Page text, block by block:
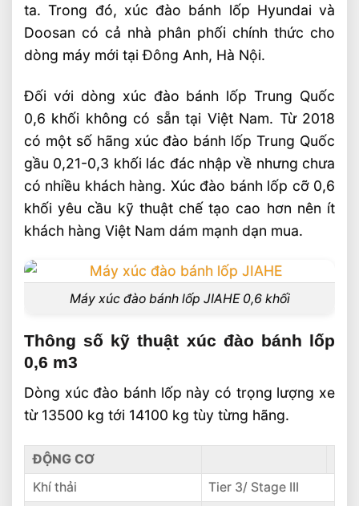
ta. Trong đó, xúc đào bánh lốp Hyundai và
Doosan có cả nhà phân phối chính thức cho
dòng máy mới tại Đông Anh, Hà Nội.
Đối với dòng xúc đào bánh lốp Trung Quốc
0,6 khối không có sẵn tại Việt Nam. Từ 2018
có một số hãng xúc đào bánh lốp Trung Quốc
gầu 0,21-0,3 khối lác đác nhập về nhưng chưa
có nhiều khách hàng. Xúc đào bánh lốp cỡ 0,6
khối yêu cầu kỹ thuật chế tạo cao hơn nên ít
khách hàng Việt Nam dám mạnh dạn mua.
Máy xúc đào bánh lốp JIAHE 0,6 khối
Thông số kỹ thuật xúc đào bánh lốp
0,6 m3
Dòng xúc đào bánh lốp này có trọng lượng xe
từ 13500 kg tới 14100 kg tùy từng hãng.
ĐỘNG CƠ
Khí thải
Tier 3/ Stage III